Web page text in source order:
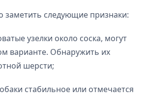
следующие признаки:
узелки около соска, могут
варианте. Обнаружить их
шерсти;
стабильное или отмечается